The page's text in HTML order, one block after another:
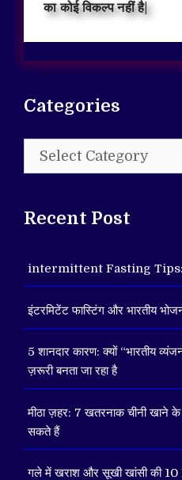
का कोई विकल्प नहीं है|
Categories
Categories
Recent Post
intermittent Fasting Tips:
इंटरमिटेंट फास्टिंग और भारतीय
5 शानदार कारण: क्यों “भारतीय
ज़रूरी बनता जा रहा है
मीठा ज़हर: 7 खतरनाक चीनी खाने
सकते हैं
गले में खराश और सूखी खांसी की 10